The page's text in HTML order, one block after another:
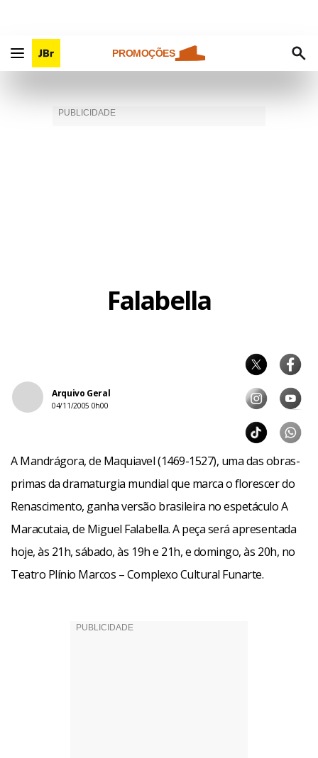
PROMOÇÕES
Falabella
Arquivo Geral
04/11/2005 0h00
A Mandrágora, de Maquiavel (1469-1527), uma das obras-
primas da dramaturgia mundial que marca o florescer do
Renascimento, ganha versão brasileira no espetáculo A
Maracutaia, de Miguel Falabella. A peça será apresentada
hoje, às 21h, sábado, às 19h e 21h, e domingo, às 20h, no
Teatro Plínio Marcos – Complexo Cultural Funarte.